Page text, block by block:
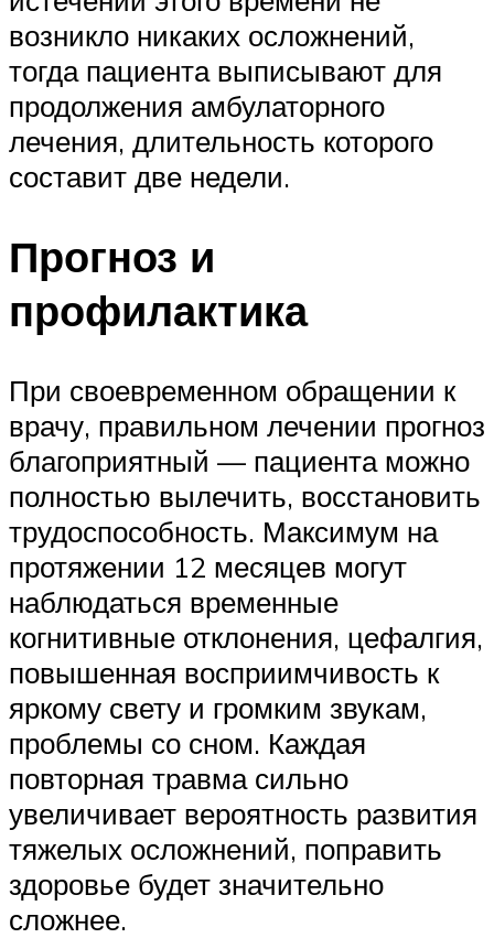
возникло никаких осложнений,
тогда пациента выписывают для
продолжения амбулаторного
лечения, длительность которого
составит две недели.
Прогноз и
профилактика
При своевременном обращении к
врачу, правильном лечении прогноз
благоприятный — пациента можно
полностью вылечить, восстановить
трудоспособность. Максимум на
протяжении 12 месяцев могут
наблюдаться временные
когнитивные отклонения, цефалгия,
повышенная восприимчивость к
яркому свету и громким звукам,
проблемы со сном. Каждая
повторная травма сильно
увеличивает вероятность развития
тяжелых осложнений, поправить
здоровье будет значительно
сложнее.